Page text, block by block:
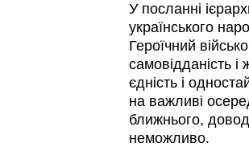
У посланні
українського
Героїчний
самовідданість і
єдність і
на важливі
ближнього,
неможливо.